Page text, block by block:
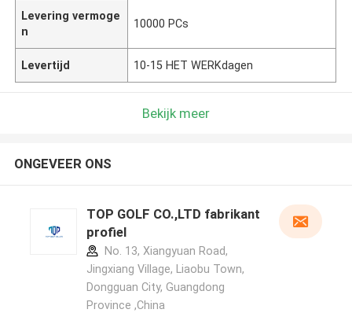
Levering vermoge
n
10000 PCs
Levertijd 10-15 HET WERKdagen
Bekijk meer
ONGEVEER ONS
TOP GOLF CO.,LTD fabrikant
profiel
No. 13, Xiangyuan Road,
Jingxiang Village, Liaobu Town,
Dongguan City, Guangdong
Province ,China